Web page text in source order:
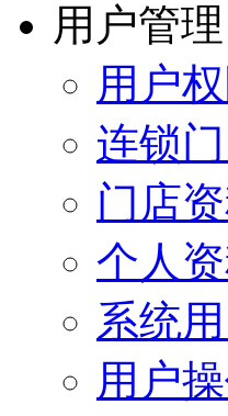
用户管理
用户
连锁
门店
个人
系统
用户